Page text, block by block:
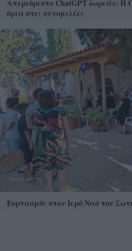
Απεριόριστο ChatGPT δωρεάν: Η
όρια στις συνομιλίες
Εορτασμός στον Ιερό Ναό του